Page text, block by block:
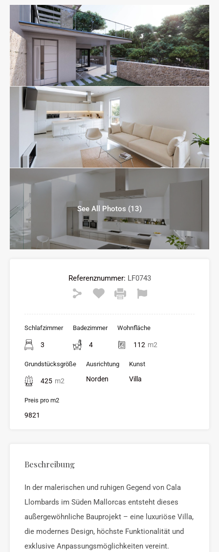
See All Photos (13)
Referenznummer: LF0743
Schlafzimmer
3
Badezimmer
4
Wohnfläche
112 m2
Grundstücksgröße
425 m2
Ausrichtung
Norden
Kunst
Villa
Preis pro m2
9821
Beschreibung
In der malerischen und ruhigen Gegend von Cala
Llombards im Süden Mallorcas entsteht dieses
außergewöhnliche Bauprojekt – eine luxuriöse Villa,
die modernes Design, höchste Funktionalität und
exklusive Anpassungsmöglichkeiten vereint.